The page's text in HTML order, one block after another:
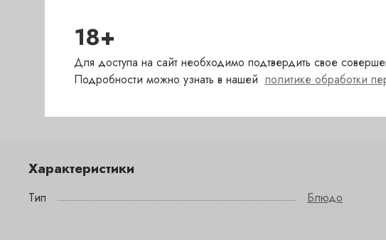
Характеристики
Тип Блюдо
18+
Для доступа на сайт необходимо подтвердить свое
Подробности можно узнать в нашей политике обработки